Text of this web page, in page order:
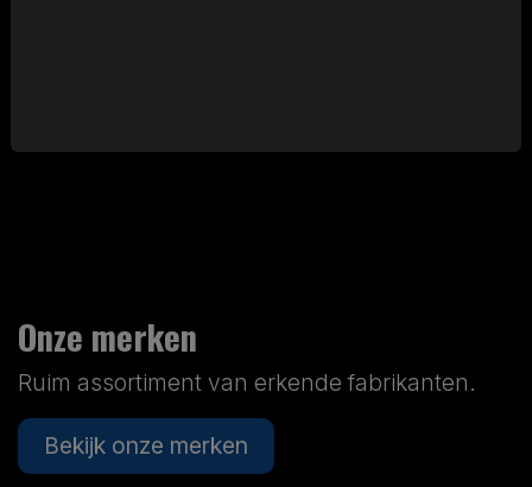
Onze merken
Ruim assortiment van erkende fabrikanten.
Bekijk onze merken